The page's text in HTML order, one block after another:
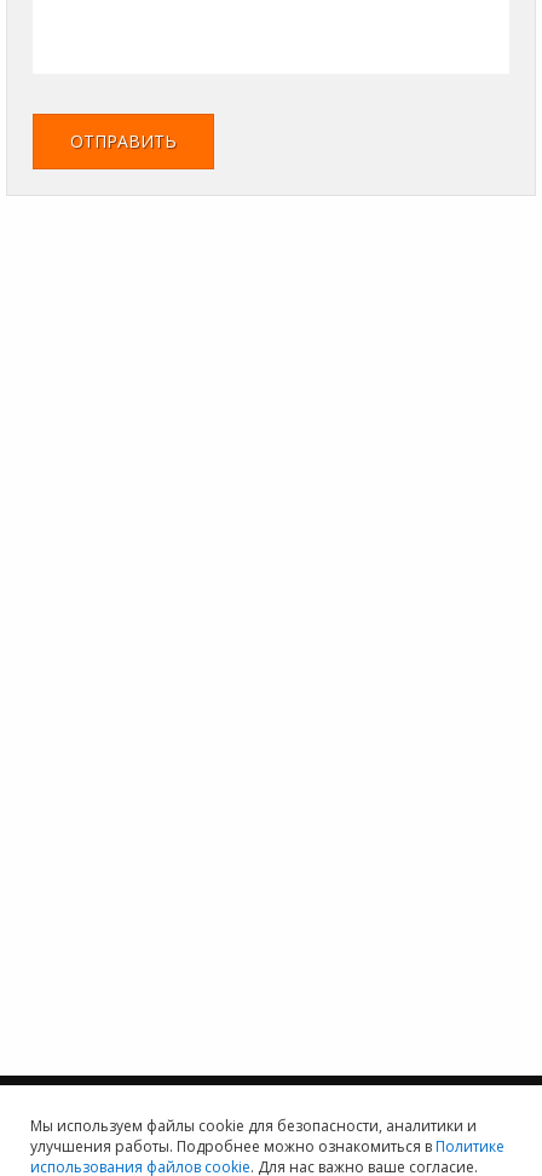
Мы используем файлы cookie для безопасности, аналитики и
улучшения работы. Подробнее можно ознакомиться вПолитике
использования файлов cookie. Для нас важно ваше согласие.